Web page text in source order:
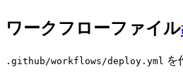
ワークフローファイル
.github/workflows/deploy.yml を